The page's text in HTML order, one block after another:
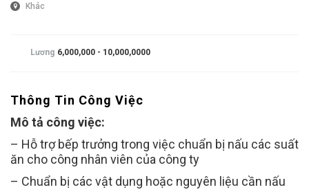
Khác
Lương 6,000,000 - 10,000,0000
Thông Tin Công Việc
Mô tả công việc:
– Hỗ trợ bếp trưởng trong việc chuẩn bị nấu các suất
ăn cho công nhân viên của công ty
– Chuẩn bị các vật dụng hoặc nguyên liệu cần nấu